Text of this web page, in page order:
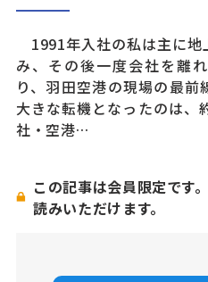
1991年入社の私は主に地
み、その後一度会社を離
り、羽田空港の現場の最前
大きな転機となったのは、
社・空港…
この記事は会員限定です。
読みいただけます。